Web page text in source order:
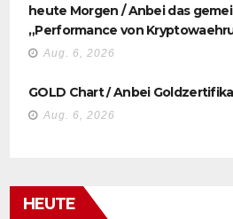
heute Morgen / Anbei das
„Performance von
Aug. 6, 2026
GOLD Chart / Anbei
Aug. 6, 2026
HEUTE